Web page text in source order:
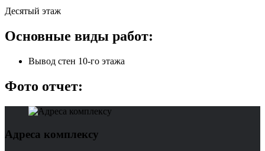
Десятый этаж
Основные виды работ:
Bывод стен 10-го этажа
Фото отчет:
Адреса комплексу